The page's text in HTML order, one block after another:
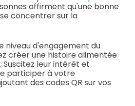
affirment qu'une bonne
concentrer sur la
niveau d'engagement du
créer une histoire alimentée
Suscitez leur intérêt et
participer à votre
des codes QR sur vos